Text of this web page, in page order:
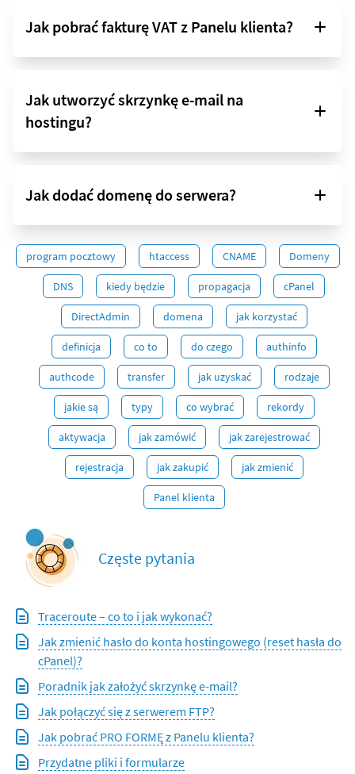
Jak pobrać fakturę VAT z Panelu klienta?
Jak utworzyć skrzynkę e-mail na
hostingu?
Jak dodać domenę do serwera?
program pocztowy htaccess CNAME Domeny
DNS kiedy będzie propagacja cPanel
DirectAdmin domena jak korzystać
definicja co to do czego authinfo
authcode transfer jak uzyskać rodzaje
jakie są typy co wybrać rekordy
aktywacja jak zamówić jak zarejestrować
rejestracja jak zakupić jak zmienić
Panel klienta
Częste pytania
Traceroute – co to i jak wykonać?
Jak zmienić hasło do konta hostingowego (reset hasła do
cPanel)?
Poradnik jak założyć skrzynkę e-mail?
Jak połączyć się z serwerem FTP?
Jak pobrać PRO FORMĘ z Panelu klienta?
Przydatne pliki i formularze